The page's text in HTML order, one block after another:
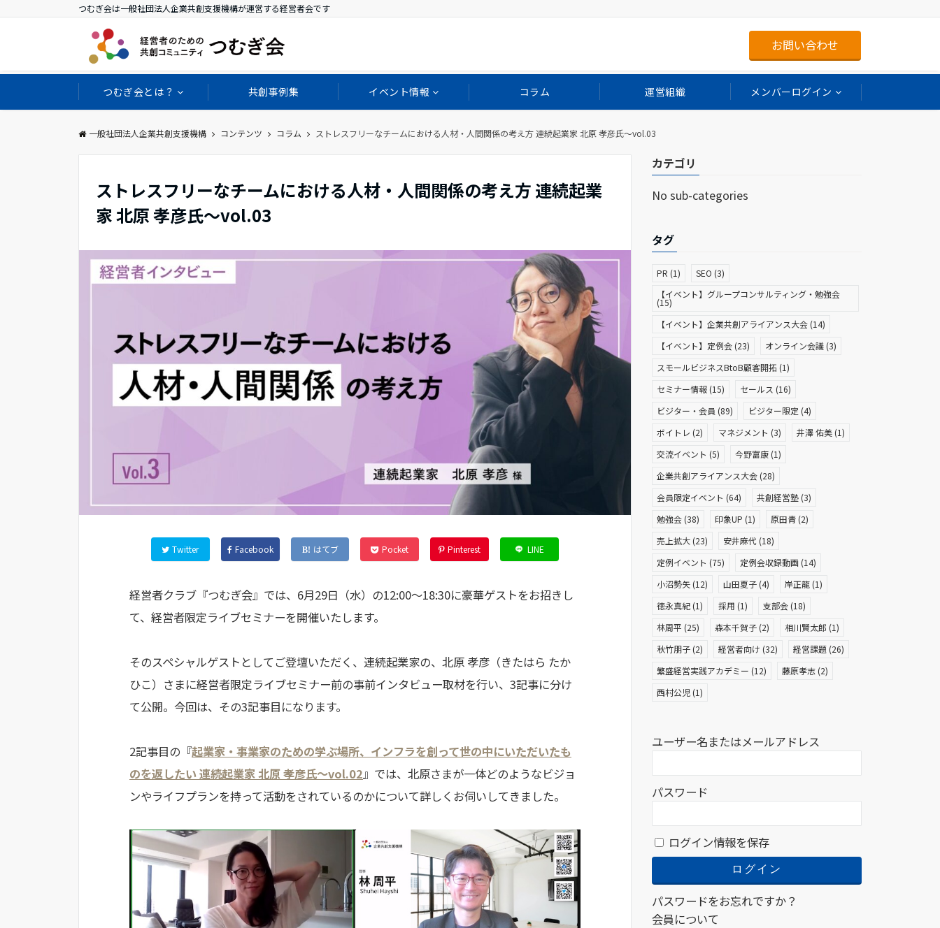
つむぎ会は一般社団法人企業共創支援機構が運営する経営者会です
お問い合わせ
つむぎ会とは？ 共創事例集 イベント情報 コラム 運営組織 メンバーログイン
一般社団法人企業共創支援機構 コンテンツ コラム ストレスフリーなチームにおける人材・人間関係の考え方 連続起業家 北原 孝彦氏〜vol.03
ストレスフリーなチームにおける人材・人間関係の考え方 連続起業
家 北原 孝彦氏〜vol.03
Twitter Facebook はてブ Pocket Pinterest LINE
経営者クラブ『つむぎ会』では、6月29日（水）の12:00〜18:30に豪華ゲストをお招きし
て、経営者限定ライブセミナーを開催いたします。
そのスペシャルゲストとしてご登壇いただく、連続起業家の、北原 孝彦（きたはら たか
ひこ）さまに経営者限定ライブセミナー前の事前インタビュー取材を行い、3記事に分け
て公開。今回は、その3記事目になります。
2記事目の『起業家・事業家のための学ぶ場所、インフラを創って世の中にいただいたも
のを返したい 連続起業家 北原 孝彦氏〜vol.02』では、北原さまが一体どのようなビジョ
ンやライフプランを持って活動をされているのかについて詳しくお伺いしてきました。
カテゴリ
No sub-categories
タグ
PR (1) SEO (3)
【イベント】グループコンサルティング・勉強会
(15)
【イベント】企業共創アライアンス大会 (14)
【イベント】定例会 (23) オンライン会議 (3)
スモールビジネスBtoB顧客開拓 (1)
セミナー情報 (15) セールス (16)
ビジター・会員 (89) ビジター限定 (4)
ボイトレ (2) マネジメント (3) 井澤 佑美 (1)
交流イベント (5) 今野富康 (1)
企業共創アライアンス大会 (28)
会員限定イベント (64) 共創経営塾 (3)
勉強会 (38) 印象UP (1) 原田青 (2)
売上拡大 (23) 安井麻代 (18)
定例イベント (75) 定例会収録動画 (14)
小沼勢矢 (12) 山田夏子 (4) 岸正龍 (1)
徳永真紀 (1) 採用 (1) 支部会 (18)
林周平 (25) 森本千賀子 (2) 相川賢太郎 (1)
秋竹朋子 (2) 経営者向け (32) 経営課題 (26)
繁盛経営実践アカデミー (12) 藤原孝志 (2)
西村公児 (1)
ユーザー名またはメールアドレス
パスワード
ログイン情報を保存
パスワードをお忘れですか？
会員について